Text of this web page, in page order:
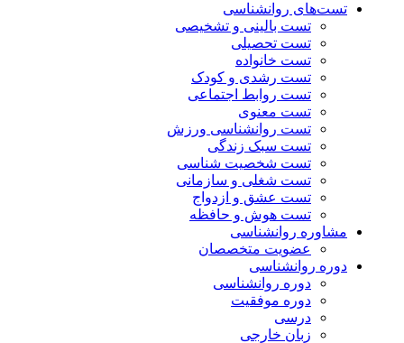
تست‌های روانشناسی
تست بالینی و تشخیصی
تست تحصیلی
تست خانواده
تست رشدی و کودک
تست روابط اجتماعی
تست معنوی
تست روانشناسی ورزش
تست سبک زندگی
تست شخصیت شناسی
تست شغلی و سازمانی
تست عشق و ازدواج
تست هوش و حافظه
مشاوره روانشناسی
عضویت متخصصان
دوره روانشناسی
دوره روانشناسی
دوره موفقیت
درسی
زبان خارجی